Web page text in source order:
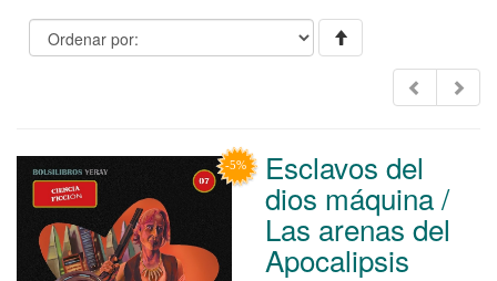
Esclavos del
dios máquina /
Las arenas del
Apocalipsis